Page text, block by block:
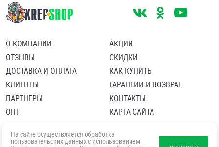
О КОМПАНИИ
ОТЗЫВЫ
ДОСТАВКА И ОПЛАТА
КЛИЕНТЫ
ПАРТНЕРЫ
ОПТ
АКЦИИ
СКИДКИ
КАК КУПИТЬ
ГАРАНТИИ И ВОЗВРАТ
КОНТАКТЫ
КАРТА САЙТА
Политика в отношении обработки персональных данных
Согласие посетителя сайта на обработку персональных данны
На сайте осуществляется обработка
пользовательских данных с использованием